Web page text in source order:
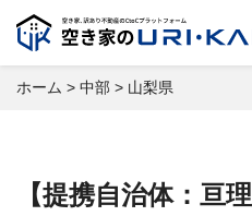
ホーム > 中部 > 山梨県
【提携自治体：亘